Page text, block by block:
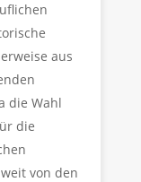
aus
die Wahl
die
von den